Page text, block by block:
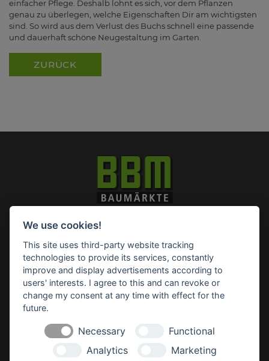
einfacher Pflege. Deshalb lohnt es sich, vor dem Pflanzen
genau zu überlegen, welche Eigenschaften Dir am wichtigsten
sind. So wird aus dem Verlust des Buchs schnell eine passende
und dauerhaft schöne Neugestaltung im Garten.
ZURÜCK
Cookie-Einstellungen ändern
BBM Baumarkt Rhauderfehn
Hagiusring 2
26817 Rhauderfehn
Fax: 04952 89903 290
rhauderfehn(at)bbm-baumarkt.de
We use cookies!
This site uses third-party website tracking
technologies to provide its services, constantly
improve and display advertisements according to
users' interests. I agree to this and can revoke or
change my consent at any time with effect for the
future.
Necessary
Functional
Analytics
Marketing